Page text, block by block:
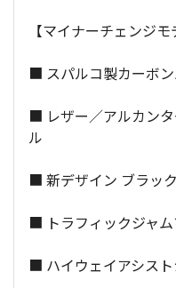
【マイナーチェンジモ
■ スパルコ製カーボ
■ レザー／アルカン
ル
■ 新デザイン ブラッ
■ トラフィックジャム
■ ハイウェイアシス